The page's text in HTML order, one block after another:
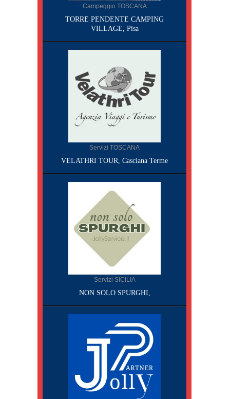
Campeggio TOSCANA
TORRE PENDENTE CAMPING
VILLAGE, Pisa
Servizi TOSCANA
VELATHRI TOUR, Casciana Terme
Servizi SICILIA
NON SOLO SPURGHI,